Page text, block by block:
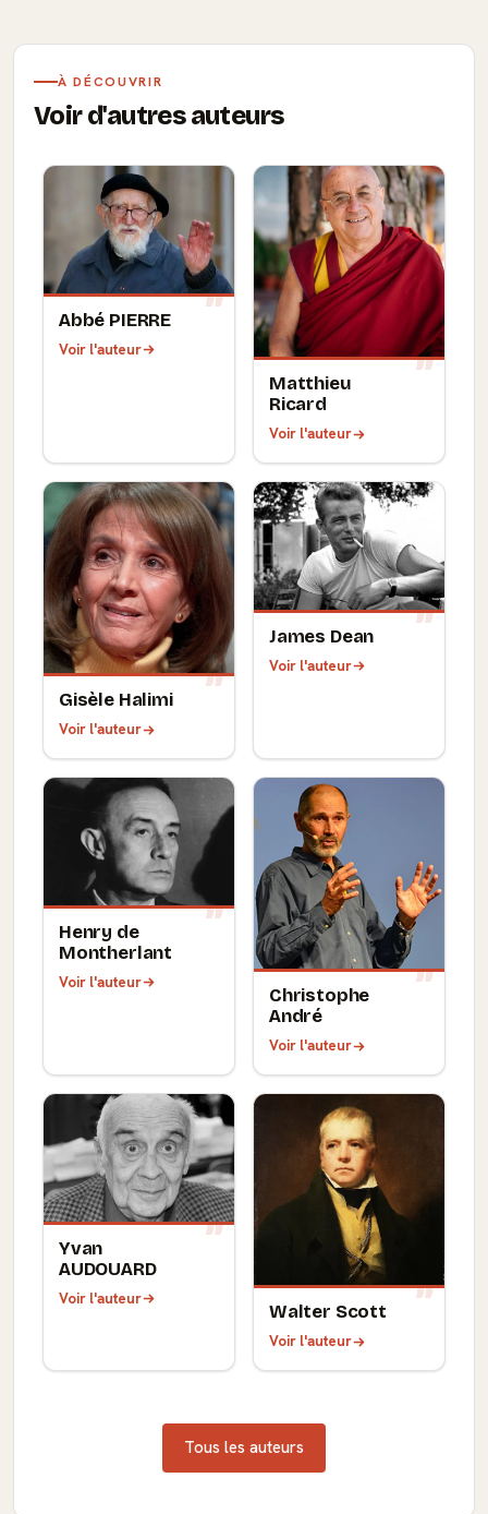
À DÉCOUVRIR
Voir d'autres auteurs
Abbé PIERRE
Voir l'auteur
Matthieu
Ricard
Voir l'auteur
Gisèle Halimi
Voir l'auteur
James Dean
Voir l'auteur
Henry de
Montherlant
Voir l'auteur
Christophe
André
Voir l'auteur
Yvan
AUDOUARD
Voir l'auteur
Walter Scott
Voir l'auteur
Tous les auteurs